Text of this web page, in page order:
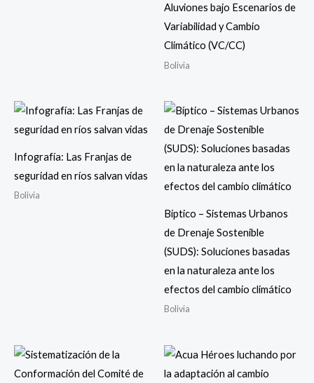
Aluviones bajo Escenarios de
Variabilidad y Cambio
Climático (VC/CC)
Bolivia
Infografía: Las Franjas de
seguridad en ríos salvan vidas
Bolivia
Bíptico – Sistemas Urbanos
de Drenaje Sostenible
(SUDS): Soluciones basadas
en la naturaleza ante los
efectos del cambio climático
Bolivia